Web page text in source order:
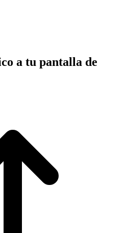
a tu pantalla de